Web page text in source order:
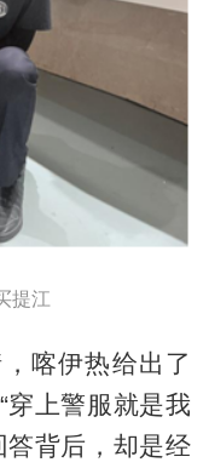
提江
喀伊热给出了
穿上警服就是我
答背后，却是经